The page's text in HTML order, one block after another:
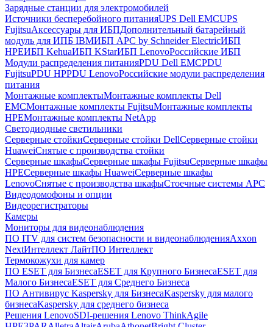
Зарядные станции для электромобилей
Источники бесперебойного питанияUPS Dell EMCUPS
FujitsuАксессуары для ИБПДополнительный батарейный
модуль для ИПБ IBMИБП APC by Schneider ElectricИБП
HPEИБП KehuaИБП KStarИБП LenovoРоссийские ИБП
Модули распределения питанияPDU Dell EMCPDU
FujitsuPDU HPPDU LenovoРоссийские модули распределения
питания
Монтажные комплектыМонтажные комплекты Dell
EMCМонтажные комплекты FujitsuМонтажные комплекты
HPEМонтажные комплекты NetApp
Светодиодные светильники
Серверные стойкиСерверные стойки DellСерверные стойки
HuaweiСнятые с производства стойки
Серверные шкафыСерверные шкафы FujitsuСерверные шкафы
HPEСерверные шкафы HuaweiСерверные шкафы
LenovoСнятые с производства шкафыСтоечные системы APC
Видеодомофоны и опции
Видеорегистраторы
Камеры
Мониторы для видеонаблюдения
ПО ITV для систем безопасности и видеонаблюденияAxxon
NextИнтеллект ЛайтПО Интеллект
Термокожухи для камер
ПО ESET для БизнесаESET для Крупного БизнесаESET для
Малого БизнесаESET для Среднего Бизнеса
ПО Антивирус Kaspersky для БизнесаKaspersky для малого
бизнесаKaspersky для среднего бизнеса
Решения LenovoSDI-решения Lenovo ThinkAgile